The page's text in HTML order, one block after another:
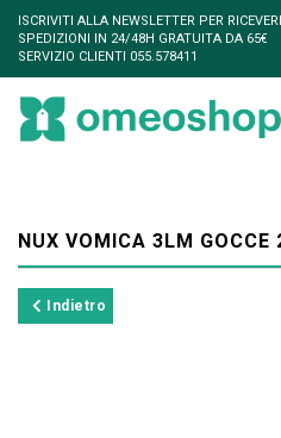
ISCRIVITI ALLA NEWSLETTER PER
SPEDIZIONI IN 24/48H GRATUITA DA 65€
SERVIZIO CLIENTI 055.578411
NUX VOMICA 3LM GOCCE
Indietro